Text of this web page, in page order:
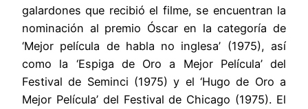
galardones que recibió el filme, se encuentran la
nominación al premio Óscar en la categoría de
‘Mejor película de habla no inglesa’ (1975), así
como la ‘Espiga de Oro a Mejor Película’ del
Festival de Seminci (1975) y el ‘Hugo de Oro a
Mejor Película’ del Festival de Chicago (1975). El